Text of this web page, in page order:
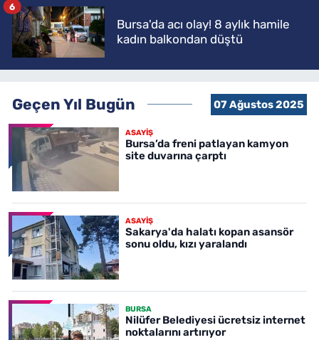
Bursa'da acı olay! 8 aylık hamile
kadın balkondan düştü
6
Geçen Yıl Bugün 07 Ağustos 2025
ASAYİŞ
Bursa’da freni patlayan kamyon
site duvarına çarptı
ASAYİŞ
Sakarya'da halatı kopan asansör
sonu oldu, kızı yaralandı
BURSA
Nilüfer Belediyesi ücretsiz internet
noktalarını artırıyor